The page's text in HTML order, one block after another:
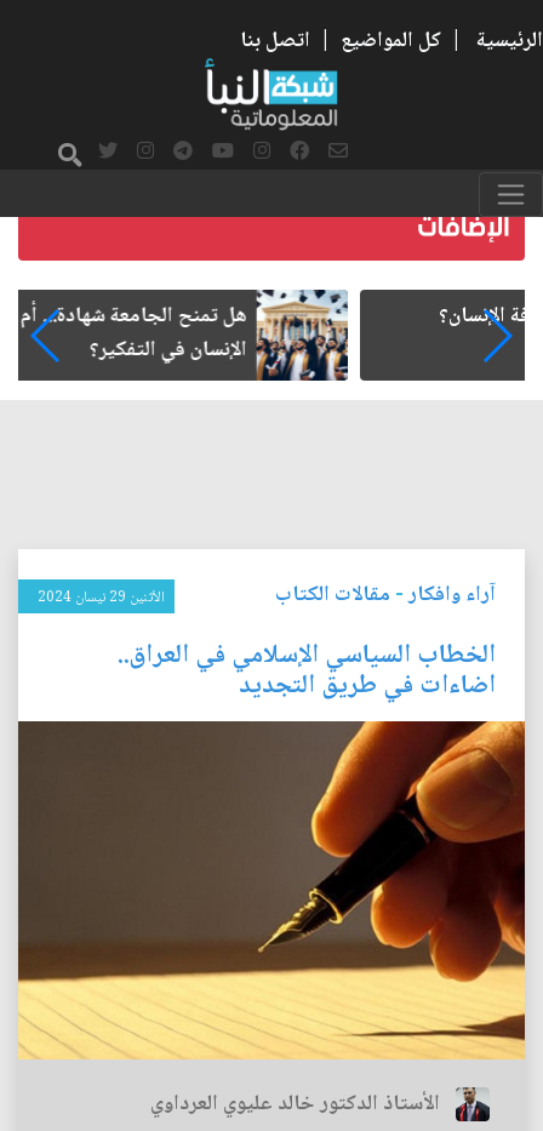
الرئيسية | كل المواضيع | اتصل بنا
هل تمنح الجامعة شهادة... أم تعيد تشكيل طريقة
الإنسان في التفكير؟
آراء وافكار- مقالات الكتاب الأثنين 29 نيسان 2024
الخطاب السياسي الإسلامي في العراق..
اضاءات في طريق التجديد
الأستاذ الدكتور خالد عليوي العرداوي